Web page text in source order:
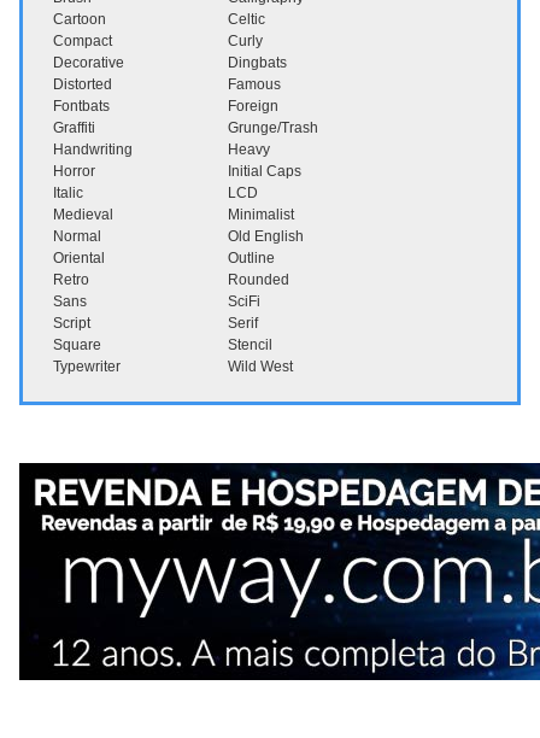
Cartoon
Celtic
Compact
Curly
Decorative
Dingbats
Distorted
Famous
Fontbats
Foreign
Graffiti
Grunge/Trash
Handwriting
Heavy
Horror
Initial Caps
Italic
LCD
Medieval
Minimalist
Normal
Old English
Oriental
Outline
Retro
Rounded
Sans
SciFi
Script
Serif
Square
Stencil
Typewriter
Wild West